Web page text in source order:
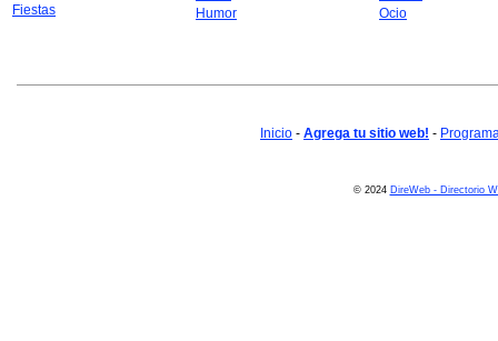
Fiestas
Humor
Ocio
Inicio - Agrega tu sitio web! -
© 2024 DireWeb - Directorio